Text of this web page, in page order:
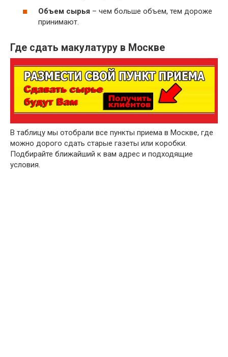
Объем сырья – чем больше объем, тем дороже
принимают.
Где сдать макулатуру в Москве
В таблицу мы отобрали все пункты приема в Москве, где
можно дорого сдать старые газеты или коробки.
Подбирайте ближайший к вам адрес и подходящие
условия.